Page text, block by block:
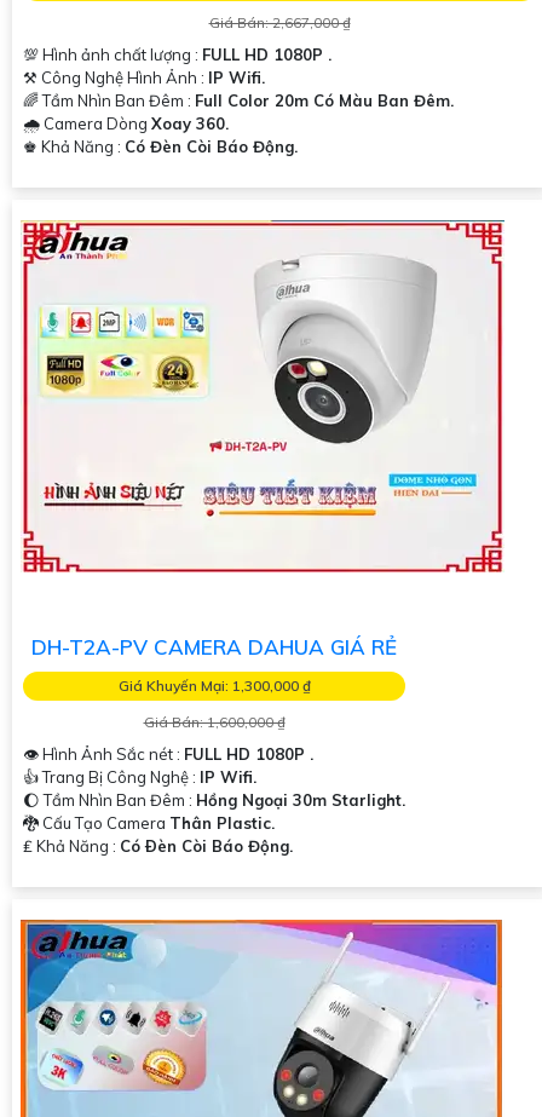
Giá Bán: 2,667,000 ₫
💯 Hình ảnh chất lượng : FULL HD 1080P .
⚒ Công Nghệ Hình Ảnh : IP Wifi.
🌈 Tầm Nhìn Ban Đêm : Full Color 20m Có Màu Ban Đêm.
🌧️ Camera Dòng Xoay 360.
️♚ Khả Năng : Có Đèn Còi Báo Động.
DH-T2A-PV CAMERA DAHUA GIÁ RẺ
Giá Khuyến Mại: 1,300,000 ₫
Giá Bán: 1,600,000 ₫
👁 Hình Ảnh Sắc nét : FULL HD 1080P .
👍 Trang Bị Công Nghệ : IP Wifi.
🌔 Tầm Nhìn Ban Đêm : Hồng Ngoại 30m Starlight.
🐉️ Cấu Tạo Camera Thân Plastic.
️₤ Khả Năng : Có Ðèn Còi Báo Động.